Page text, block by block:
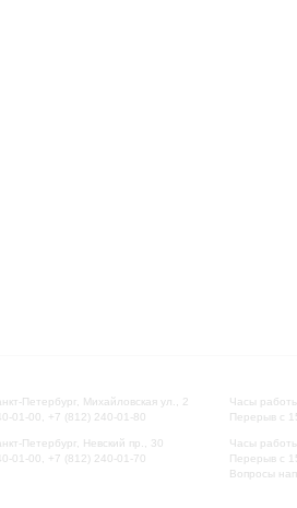
Петербург, Михайловская ул., 2
01-00, +7 (812) 240-01-80
Петербург, Невский пр., 30
01-00, +7 (812) 240-01-70
Часы
Перерыв с
Часы
Перерыв с
Вопросы